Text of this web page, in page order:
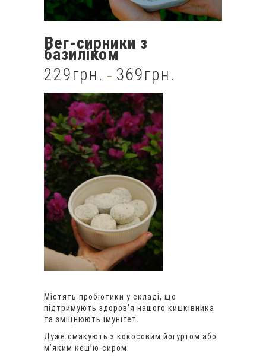
Вег-сирники з
базиліком
229грн. – 369грн.
Містять пробіотики у складі, що
підтримують здоров’я нашого кишківника
та зміцнюють імунітет.
Дуже смакують з кокосовим йогуртом або
м’яким кеш’ю-сиром.